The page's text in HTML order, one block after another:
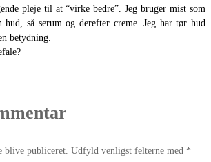
pleje til at “virke bedre”. Jeg bruger mist som
hud, så serum og derefter creme. Jeg har tør hud
betydning.
blive publiceret. Udfyld venligst felterne med *